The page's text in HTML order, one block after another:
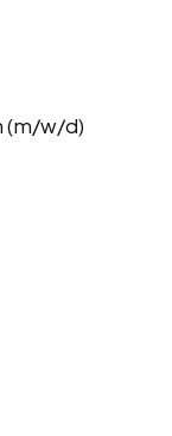
(m/w/d)